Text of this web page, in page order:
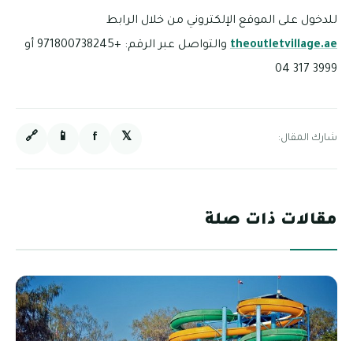
للدخول على الموقع الإلكتروني من خلال الرابط
theoutletvillage.ae
والتواصل عبر الرقم: +971800738245 أو
3999 317 04
شارك المقال: 𝕏
f
📱
🔗
مقالات ذات صلة